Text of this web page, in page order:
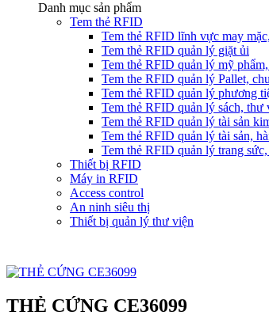
Danh mục sản phẩm
Tem thẻ RFID
Tem thẻ RFID lĩnh vực may
Tem thẻ RFID quản lý giặt ủi
Tem thẻ RFID quản lý mỹ
Tem the RFID quản lý Pallet,
Tem thẻ RFID quản lý phương
Tem thẻ RFID quản lý sách, thư
Tem thẻ RFID quản lý tài sản
Tem thẻ RFID quản lý tài sản,
Tem thẻ RFID quản lý trang
Thiết bị RFID
Máy in RFID
Access control
An ninh siêu thị
Thiết bị quản lý thư viện
THẺ CỨNG CE36099